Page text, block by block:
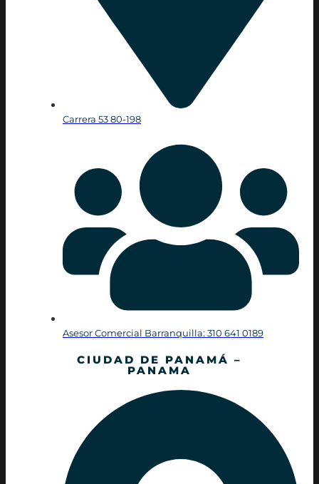
Carrera 53 80-198
Asesor Comercial Barranquilla: 310 641 0189
CIUDAD DE PANAMÁ –
PANAMA